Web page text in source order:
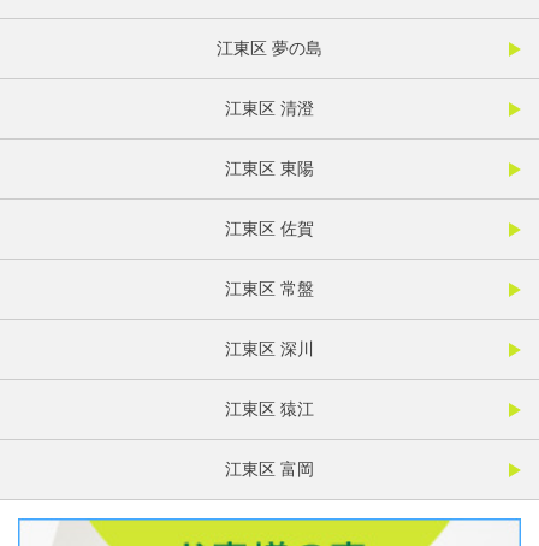
江東区 夢の島
江東区 清澄
江東区 東陽
江東区 佐賀
江東区 常盤
江東区 深川
江東区 猿江
江東区 富岡